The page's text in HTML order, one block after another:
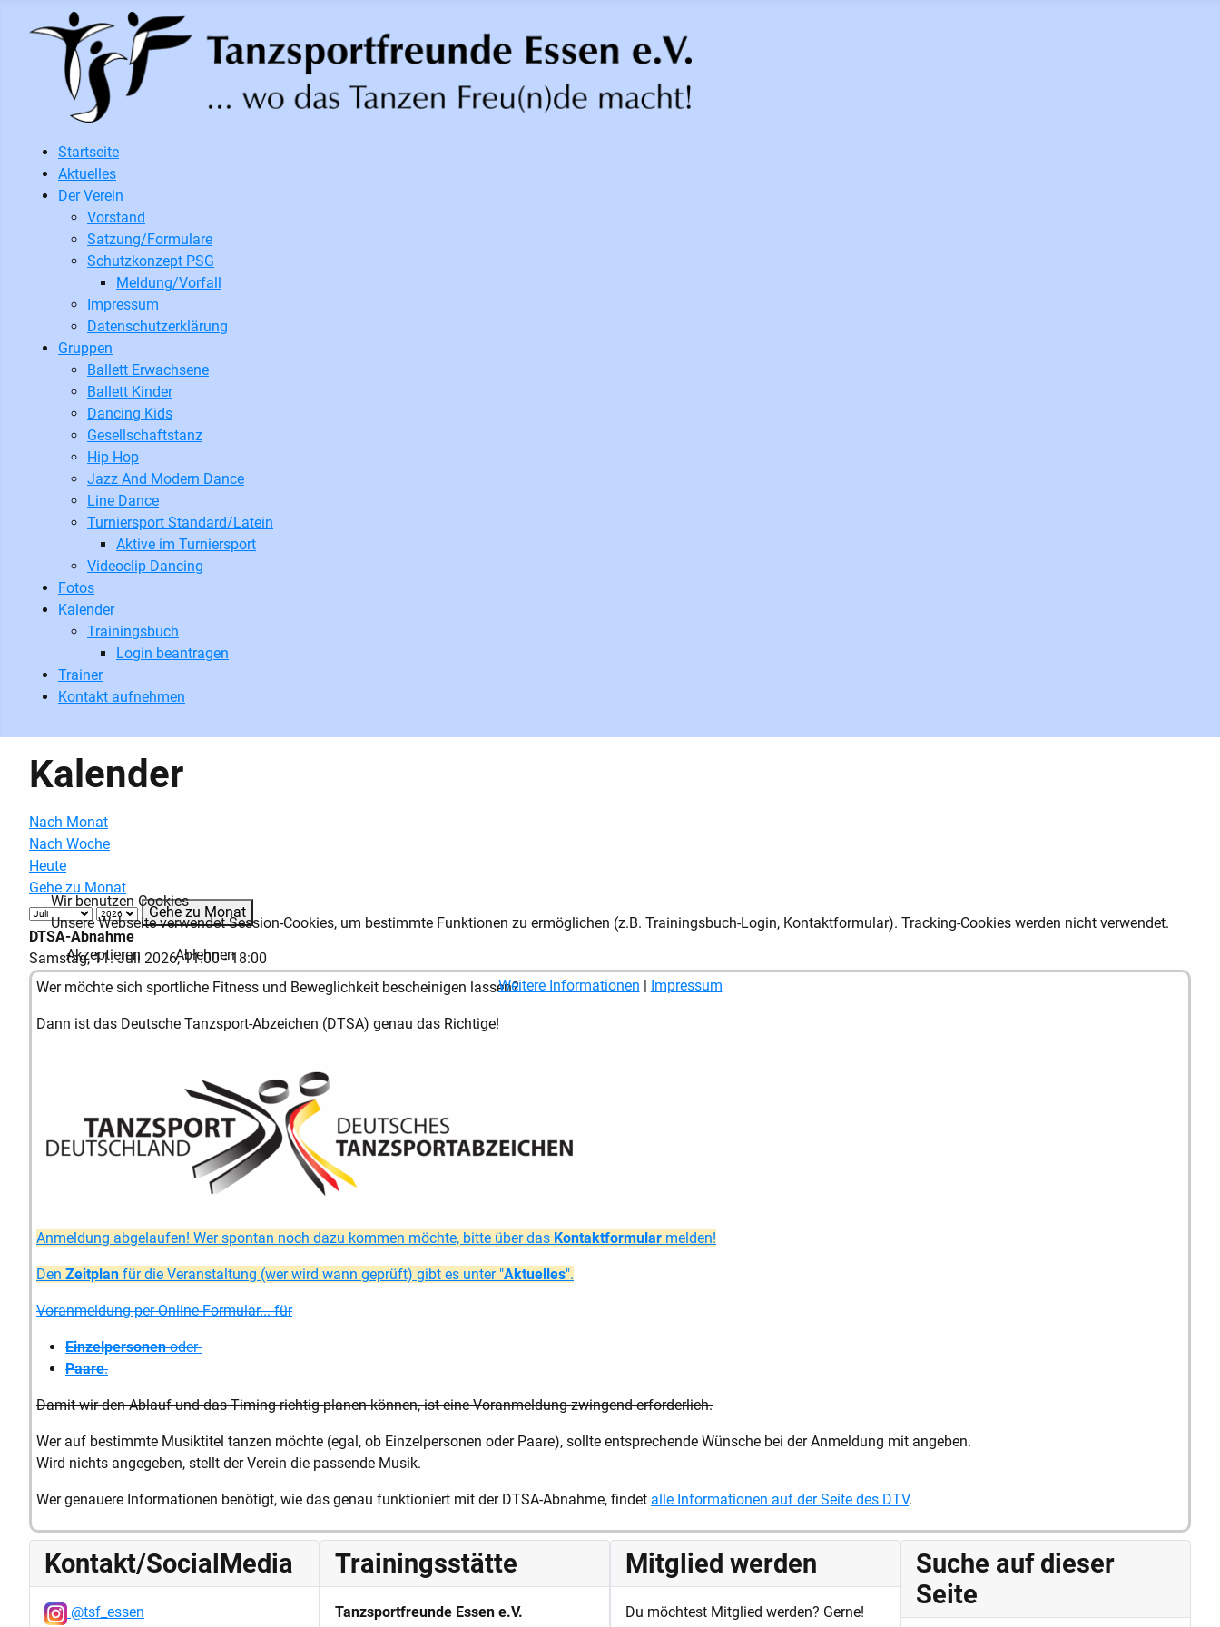
Startseite
Aktuelles
Der Verein
Vorstand
Satzung/Formulare
Schutzkonzept PSG
Meldung/Vorfall
Impressum
Datenschutzerklärung
Gruppen
Ballett Erwachsene
Ballett Kinder
Dancing Kids
Gesellschaftstanz
Hip Hop
Jazz And Modern Dance
Line Dance
Turniersport Standard/Latein
Aktive im Turniersport
Videoclip Dancing
Fotos
Kalender
Trainingsbuch
Login beantragen
Trainer
Kontakt aufnehmen
Kalender
Nach Monat
Nach Woche
Heute
Gehe zu Monat
Gehe zu Monat
DTSA-Abnahme
Samstag, 11. Juli 2026, 11:00 - 18:00
Wer möchte sich sportliche Fitness und Beweglichkeit bescheinigen lassen?
Dann ist das Deutsche Tanzsport-Abzeichen (DTSA) genau das Richtige!
Anmeldung abgelaufen! Wer spontan noch dazu kommen möchte, bitte über das Kontaktformular melden!
Den Zeitplan für die Veranstaltung (wer wird wann geprüft) gibt es unter "Aktuelles".
Voranmeldung per Online-Formular... für
Einzelpersonenoder
Paare.
Damit wir den Ablauf und das Timing richtig planen können, ist eine Voranmeldung zwingend erforderlich.
Wer auf bestimmte Musiktitel tanzen möchte (egal, ob Einzelpersonen oder Paare), sollte entsprechende Wünsche bei der Anmeldung mit angeben.
Wird nichts angegeben, stellt der Verein die passende Musik.
Wer genauere Informationen benötigt, wie das genau funktioniert mit der DTSA-Abnahme, findet alle Informationen auf der Seite des DTV.
Kontakt/SocialMedia
@tsf_essen
Trainingsstätte
Tanzsportfreunde Essen e.V.
Mitglied werden
Du möchtest Mitglied werden? Gerne!
Suche auf dieser
Seite
Wir benutzen Cookies
Unsere Webseite verwendet Session-Cookies, um bestimmte Funktionen zu ermöglichen (z.B. Trainingsbuch-Login, Kontaktformular). Tracking-Cookies werden nicht verwendet.
Akzeptieren
Ablehnen
Weitere Informationen | Impressum